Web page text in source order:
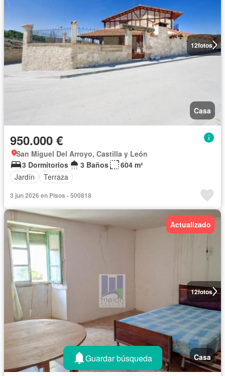
12fotos
Casa
950.000 €
San Miguel Del Arroyo, Castilla y León
3 Dormitorios
3 Baños
604 m²
Jardín
Terraza
3 jun 2026 en Pisos - 500818
12fotos
Actualizado
Casa
Guardar búsqueda